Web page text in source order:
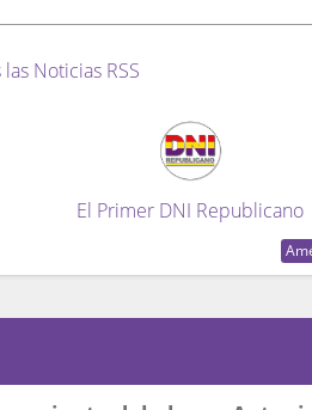
Noticias RSS
El Primer DNI Republicano